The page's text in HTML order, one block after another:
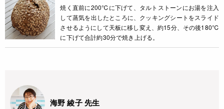
焼く直前に200℃に下げて、タルトストーンにお湯を注入
して蒸気を出したところに、クッキングシートをスライド
させるようにして天板に移し変え、約15分、その後180℃
に下げて合計約30分で焼き上げる。
海野 綾子 先生